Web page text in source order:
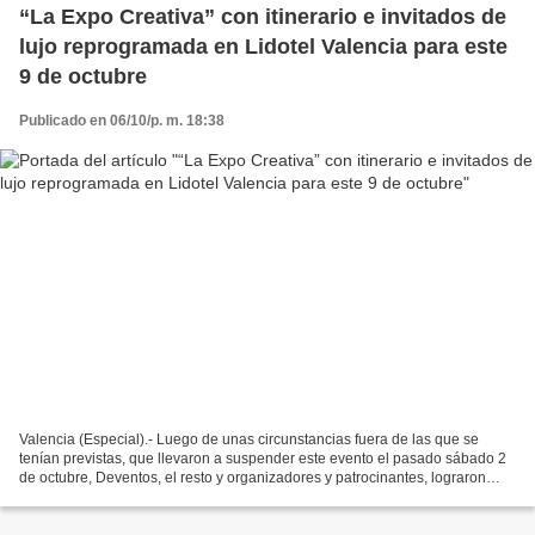
“La Expo Creativa” con itinerario e invitados de
lujo reprogramada en Lidotel Valencia para este
9 de octubre
Publicado en 06/10/p. m. 18:38
Valencia (Especial).- Luego de unas circunstancias fuera de las que se
tenían previstas, que llevaron a suspender este evento el pasado sábado 2
de octubre, Deventos, el resto y organizadores y patrocinantes, lograron